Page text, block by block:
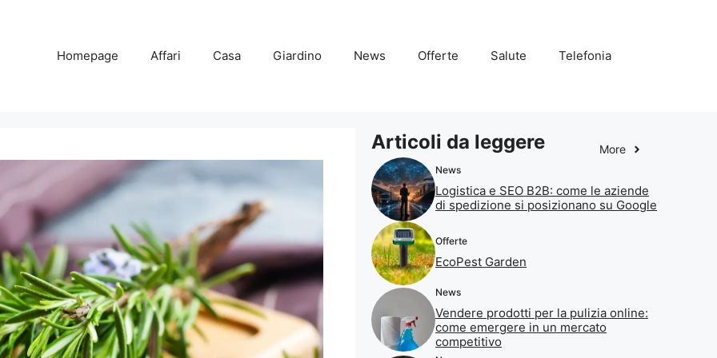
Homepage Affari Casa Giardino News Offerte Salute Telefonia
Articoli da leggere More
News
Logistica e SEO B2B: come le aziende
di spedizione si posizionano su Google
Offerte
EcoPest Garden
News
Vendere prodotti per la pulizia online:
come emergere in un mercato
competitivo